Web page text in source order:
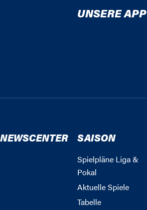
UNSERE APP
NEWSCENTER SAISON
Spielpläne Liga &
Pokal
Aktuelle Spiele
Tabelle